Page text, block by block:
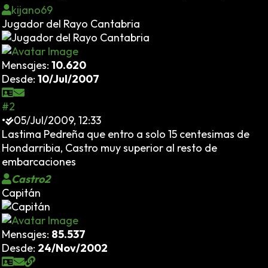
kijano69
Jugador del Rayo Cantabria
Mensajes: 10.620
Desde: 10/Jul/2007
#2
•
05/Jul/2009, 12:33
Lastima Pedreña que entro a solo 15 centesimas de
Hondarribia, Castro muy superior al resto de
embarcaciones
Castro2
Capitán
Mensajes: 85.537
Desde: 24/Nov/2002